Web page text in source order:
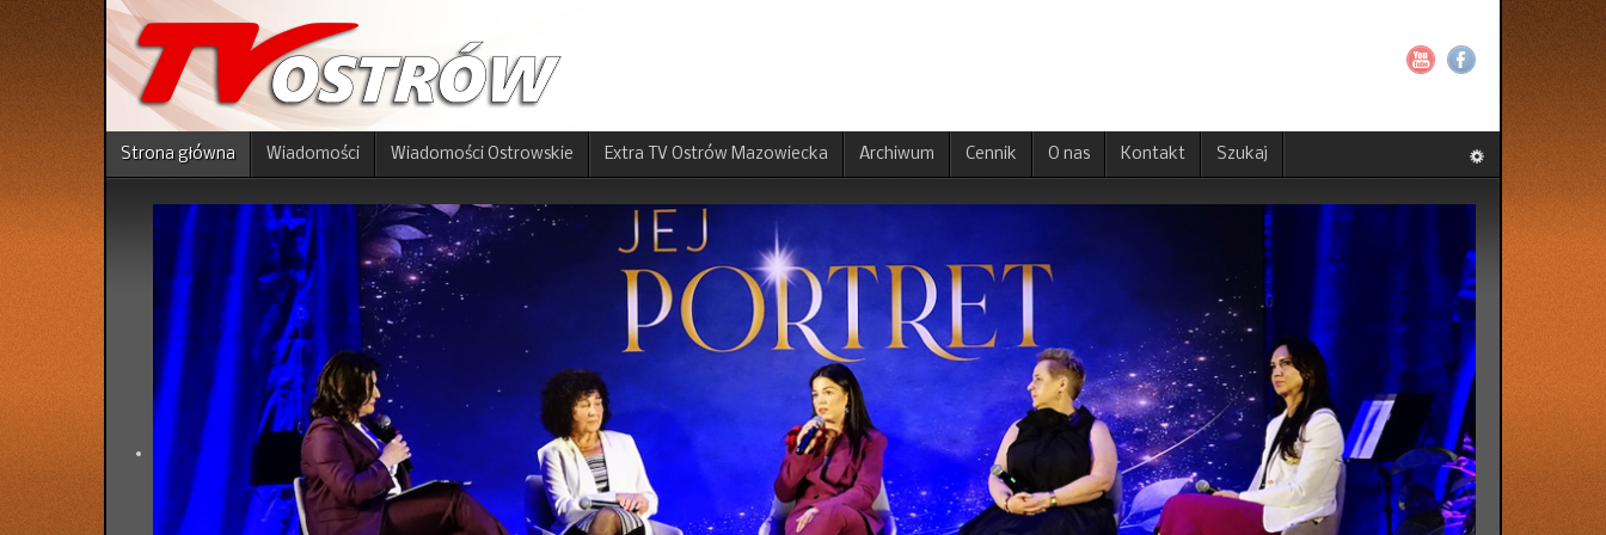
Strona główna Wiadomości Wiadomości Ostrowskie Extra TV Ostrów Mazowiecka Archiwum Cennik O nas Kontakt Szukaj